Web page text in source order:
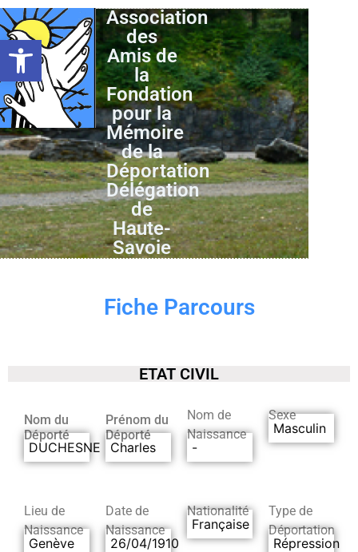
Ouvrir la barre d’outils
Association
des
Amis de
la
Fondation
pour la
Mémoire
de la
Déportation
Délégation
de
Haute-
Savoie
Fiche Parcours
ETAT CIVIL
Nom du
Déporté
DUCHESNE
Prénom du
Déporté
Charles
Nom de
Naissance
-
Sexe
Masculin
Lieu de
Naissance
Genève
Date de
Naissance
26/04/1910
Nationalité
Française
Type de
Déportation
Répression